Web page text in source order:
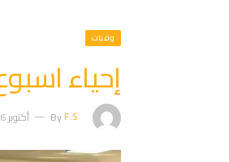
وفيات
إحياء
ByF.S أكتوبر 16, 2022